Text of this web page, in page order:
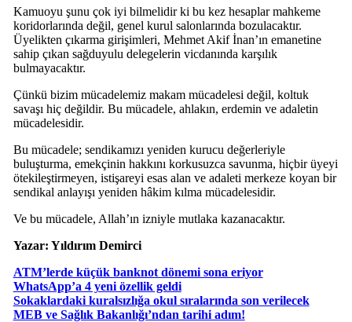
Kamuoyu şunu çok iyi bilmelidir ki bu kez hesaplar mahkeme
koridorlarında değil, genel kurul salonlarında bozulacaktır.
Üyelikten çıkarma girişimleri, Mehmet Akif İnan’ın emanetine
sahip çıkan sağduyulu delegelerin vicdanında karşılık
bulmayacaktır.
Çünkü bizim mücadelemiz makam mücadelesi değil, koltuk
savaşı hiç değildir. Bu mücadele, ahlakın, erdemin ve adaletin
mücadelesidir.
Bu mücadele; sendikamızı yeniden kurucu değerleriyle
buluşturma, emekçinin hakkını korkusuzca savunma, hiçbir üyeyi
ötekileştirmeyen, istişareyi esas alan ve adaleti merkeze koyan bir
sendikal anlayışı yeniden hâkim kılma mücadelesidir.
Ve bu mücadele, Allah’ın izniyle mutlaka kazanacaktır.
Yazar: Yıldırım Demirci
ATM’lerde küçük banknot dönemi sona eriyor
WhatsApp’a 4 yeni özellik geldi
Sokaklardaki kuralsızlığa okul sıralarında son verilecek
MEB ve Sağlık Bakanlığı’ndan tarihi adım!